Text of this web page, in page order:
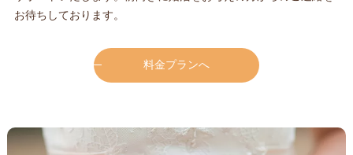
お待ちしております。
料金プランへ